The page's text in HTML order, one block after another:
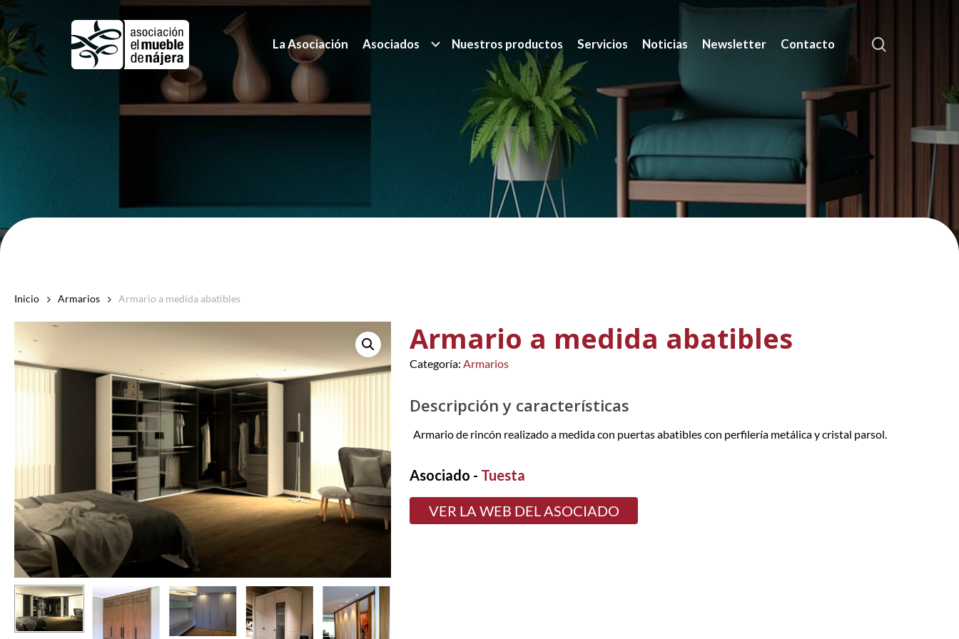
Skip
to
main
content
Hit enter to search or ESC to close
La Asociación Asociados Nuestros productos Servicios Noticias Newsletter Contacto
Inicio Armarios Armario a medida abatibles
Armario a medida abatibles
Categoría: Armarios
Descripción y características
Armario de rincón realizado a medida con puertas abatibles con perfilería metálica y cristal parsol.
Asociado - Tuesta
VER LA WEB DEL ASOCIADO